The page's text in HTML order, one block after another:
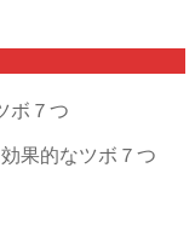
果的なツボ７つ